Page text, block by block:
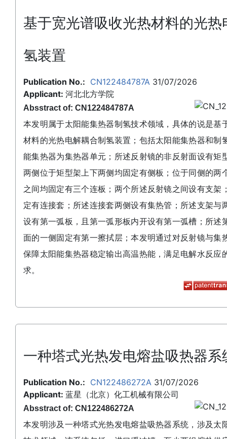
基于宽光谱吸收光热材料的光热
氢装置
Publication No.: CN122484787A 31/07/2026
Applicant: 河北北方学院
Absstract of: CN122484787A
本发明属于太阳能集热器制氢技术领域，具体的说是基
材料的光热电解耦合制氢装置；包括太阳能集热器和制
能集热器为集热器单元；所述反射镜的非反射面设有矩
两侧位于矩型架上下两侧均固定有侧板；位于同侧的两
之间均固定有三个连板；两个所述反射镜之间设有支架
定有连接套；所述连接套两侧设有集热管；所述支架与
设有第一弧板，且第一弧形板内开设有第一弧槽；所述
面的一侧固定有第一擦拭层；本发明通过对反射镜与集
保障太阳能集热器稳定输出高温热能，满足电解水反应
求。
一种塔式光热发电熔盐吸热器系
Publication No.: CN122486272A 31/07/2026
Applicant: 蓝星（北京）化工机械有限公司
Absstract of: CN122486272A
本发明涉及一种塔式光热发电熔盐吸热器系统，涉及太